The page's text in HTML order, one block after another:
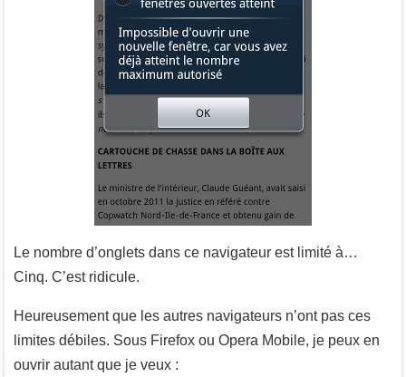
Le nombre d’onglets dans ce navigateur est limité à…
Cinq. C’est ridicule.
Heureusement que les autres navigateurs n’ont pas ces
limites débiles. Sous Firefox ou Opera Mobile, je peux en
ouvrir autant que je veux :